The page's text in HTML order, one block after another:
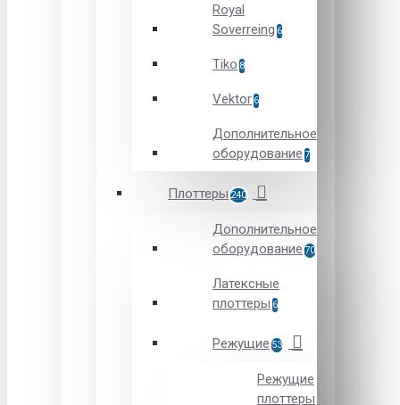
Royal
Soverreing 6
Tiko 8
Vektor 6
Дополнительное
оборудование 7
Плоттеры 240
Дополнительное
оборудование 70
Латексные
плоттеры 6
Режущие 53
Режущие
плоттеры